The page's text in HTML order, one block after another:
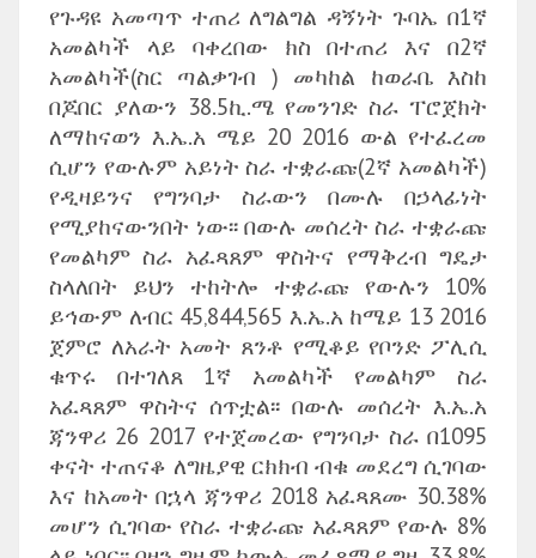
የጉዳዩ አመጣጥ ተጠሪ ለግልግል ዳኝነት ጉባኤ በ1ኛ
አመልካች ላይ ባቀረበው ክስ በተጠሪ እና በ2ኛ
አመልካች(ስር ጣልቃገብ ) መካከል ከወራቤ እስከ
በጆበር ያለውን 38.5ኪ.ሜ የመንገድ ስራ ፐሮጀክት
ለማከናወን እ.ኤ.አ ሜይ 20 2016 ውል የተፈረመ
ሲሆን የውሉም አይነት ስራ ተቋራጩ(2ኛ አመልካች)
የዲዛይንና የግንባታ ስራውን በሙሉ በኃላፊነት
የሚያከናውንበት ነው፡፡ በውሉ መሰረት ስራ ተቋራጩ
የመልካም ስራ አፈጻጸም ዋስትና የማቅረብ ግዴታ
ስላለበት ይህን ተከትሎ ተቋራጩ የውሉን 10%
ይኅውም ለብር 45‚844‚565 እ.ኤ.አ ከሜይ 13 2016
ጀምሮ ለአራት አመት ጸንቶ የሚቆይ የቦንድ ፖሊሲ
ቁጥሩ በተገለጸ 1ኛ አመልካች የመልካም ስራ
አፈጻጸም ዋስትና ሰጥቷል፡፡ በውሉ መሰረት እ.ኤ.አ
ጃንዋሪ 26 2017 የተጀመረው የግንባታ ስራ በ1095
ቀናት ተጠናቆ ለግዜያዊ ርክክብ ብቁ መደረግ ሲገባው
እና ከአመት በኋላ ጃንዋሪ 2018 አፈጻጸሙ 30.38%
መሆን ሲገባው የስራ ተቋራጩ አፈጻጸም የውሉ 8%